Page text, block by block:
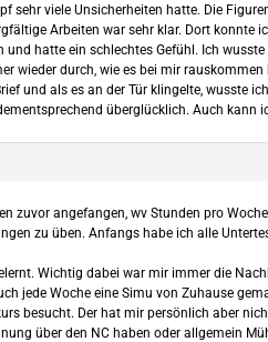
sehr viele Unsicherheiten hatte. Die
Arbeiten war sehr klar. Dort konnte
hatte ein schlechtes Gefühl. Ich
wieder durch, wie es bei mir
und als es an der Tür klingelte, wusste
überglücklich. Auch kann
zuvor angefangen, wv Stunden pro
zu üben. Anfangs habe ich alle
Wichtig dabei war mir immer die
jede Woche eine Simu von Zuhause
besucht. Der hat mir persönlich aber
über den NC haben oder allgemein